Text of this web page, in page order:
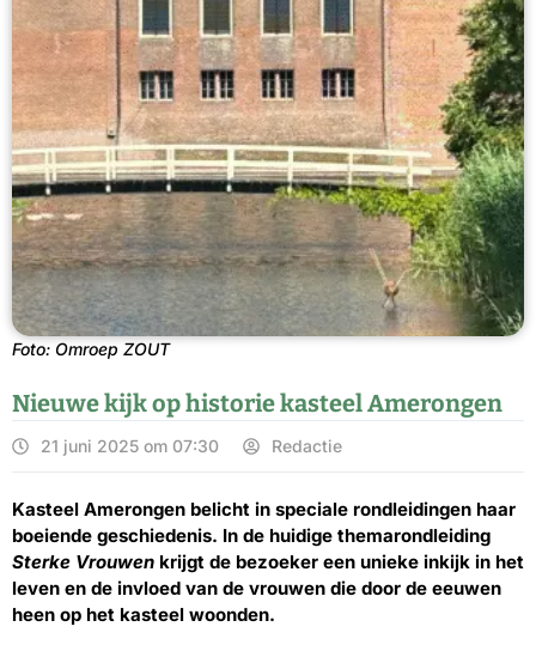
Foto: Omroep ZOUT
Nieuwe kijk op historie kasteel Amerongen
21 juni 2025 om 07:30 Redactie
Kasteel Amerongen belicht in speciale rondleidingen haar
boeiende geschiedenis. In de huidige themarondleiding
Sterke Vrouwen krijgt de bezoeker een unieke inkijk in het
leven en de invloed van de vrouwen die door de eeuwen
heen op het kasteel woonden.